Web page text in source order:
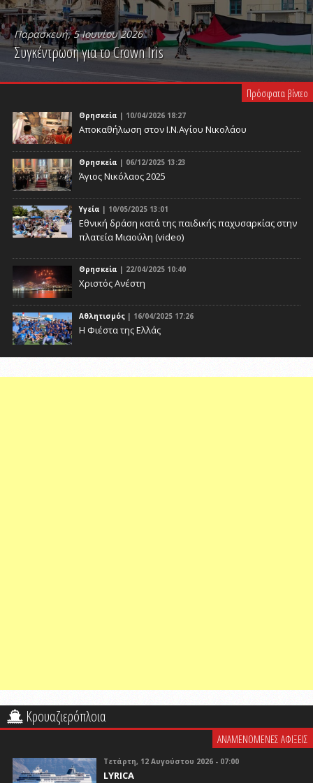
Παρασκευή, 5 Ιουνίου 2026
Συγκέντρωση για το Crown Iris
PLAY VIDEO
Πρόσφατα βίντεο
Θρησκεία | 10/04/2026 18:27
Αποκαθήλωση στον Ι.Ν.Αγίου Νικολάου
Θρησκεία | 06/12/2025 13:23
Άγιος Νικόλαος 2025
Υγεία | 10/05/2025 13:01
Eθνική δράση κατά της παιδικής παχυσαρκίας στην
πλατεία Μιαούλη (video)
Θρησκεία | 22/04/2025 10:40
Χριστός Ανέστη
Αθλητισμός | 16/04/2025 17:26
Η Φιέστα της Ελλάς
Κρουαζιερόπλοια
ΑΝΑΜΕΝΟΜΕΝΕΣ ΑΦΙΞΕΙΣ
Τετάρτη, 12 Αυγούστου 2026 - 07:00
LYRICA